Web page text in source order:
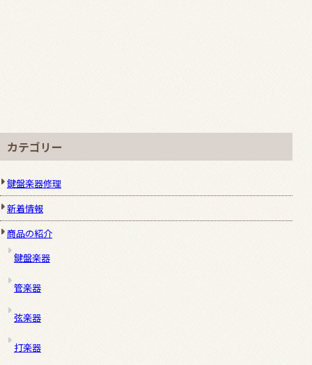
カテゴリー
鍵盤楽器修理
新着情報
商品の紹介
鍵盤楽器
管楽器
弦楽器
打楽器